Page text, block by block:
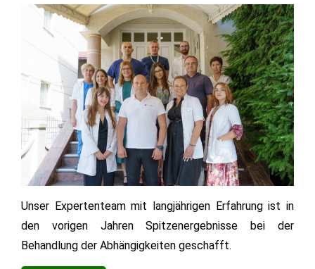
Unser Expertenteam mit langjährigen Erfahrung ist in
den vorigen Jahren Spitzenergebnisse bei der
Behandlung der Abhängigkeiten geschafft.